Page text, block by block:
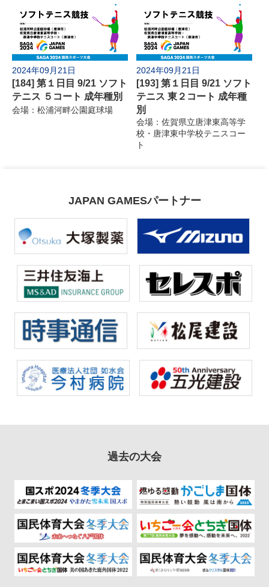
2024年09月21日
[184] 第１日目 9/21 ソフト
テニス ５コート 成年種別
会場：松浦河畔公園庭球場
2024年09月21日
[193] 第１日目 9/21 ソフト
テニス 東２コート 成年種
別
会場：佐賀県立唐津東高等学
校・唐津東中学校テニスコー
ト
JAPAN GAMESパートナー
過去の大会